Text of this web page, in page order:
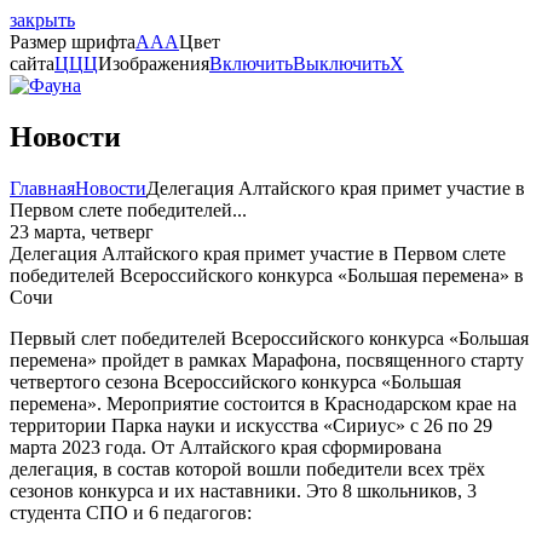
закрыть
Размер шрифтаAAAЦвет
сайтаЦЦЦИзображенияВключитьВыключитьX
Новости
ГлавнаяНовостиДелегация Алтайского края примет участие в
Первом слете победителей...
23 марта, четверг
Делегация Алтайского края примет участие в Первом слете
победителей Всероссийского конкурса «Большая перемена» в
Сочи
Первый слет победителей Всероссийского конкурса «Большая
перемена» пройдет в рамках Марафона, посвященного старту
четвертого сезона Всероссийского конкурса «Большая
перемена». Мероприятие состоится в Краснодарском крае на
территории Парка науки и искусства «Сириус» с 26 по 29
марта 2023 года. От Алтайского края сформирована
делегация, в состав которой вошли победители всех трёх
сезонов конкурса и их наставники. Это 8 школьников, 3
студента СПО и 6 педагогов: